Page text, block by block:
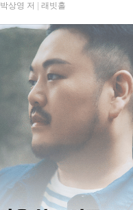
박상영 저 래빗홀